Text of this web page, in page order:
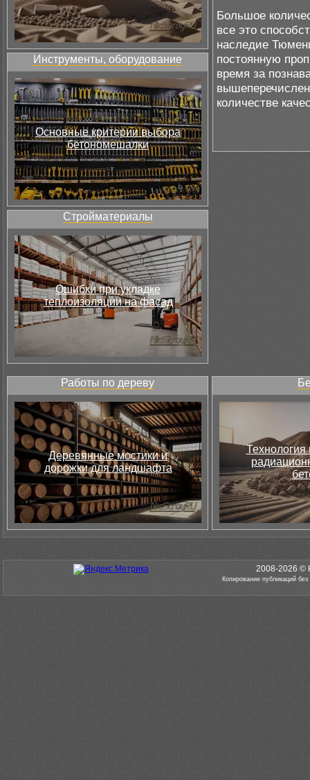
Инструменты, оборудование
Основные критерии выбора
бетономешалки
Стройматериалы
Ошибки при укладке
теплоизоляции на фасад
Большое
все это
наследие
постоянную
время за
количестве
Работы по дереву
Деревянные мостики и
дорожки для ландшафта
Технология
2008-2026 ©
Копирование публикаций